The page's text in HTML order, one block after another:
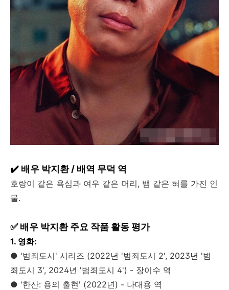
✔️ 배우 박지환 / 배역 무덕 역
호랑이 같은 욕심과 여우 같은 머리, 뱀 같은 혀를 가진 인
물.
✅ 배우 박지환 주요 작품 활동 평가
1. 영화:
● '범죄도시' 시리즈 (2022년 '범죄도시 2', 2023년 '범
죄도시 3', 2024년 '범죄도시 4') - 장이수 역
● '한산: 용의 출현' (2022년) - 나대용 역